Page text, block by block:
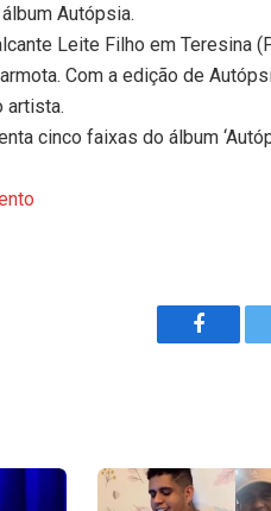
Autópsia.
Leite Filho em Teresina
Com a edição de
artista.
cinco faixas do álbum